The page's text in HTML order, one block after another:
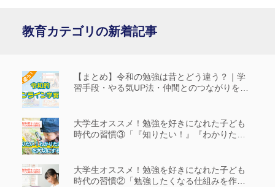
教育カテゴリの新着記事
【まとめ】令和の勉強は昔とどう違う？｜学
習手段・やる気UP法・仲間とのつながりを解
大学生オススメ！勉強を好きになれた子ども
時代の習慣③「『知りたい！』『わかりた
大学生オススメ！勉強を好きになれた子ども
時代の習慣②「勉強したくなる仕組みを作